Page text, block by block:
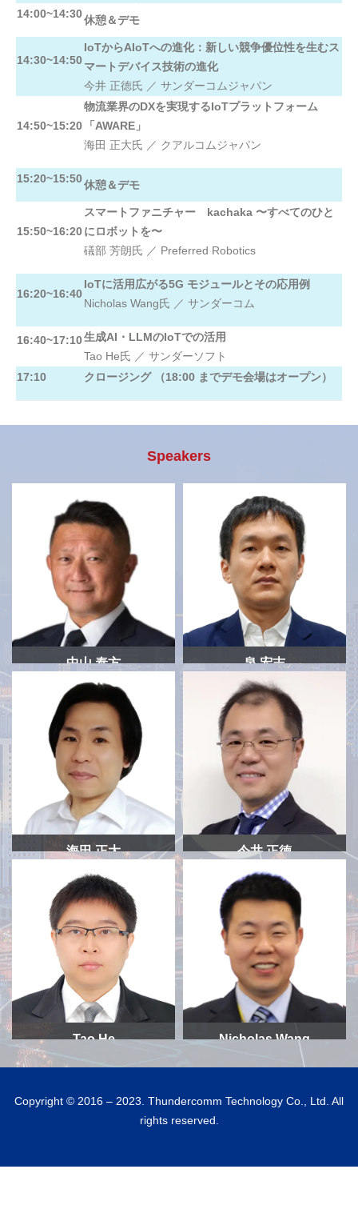
14:00~14:30休憩＆デモ
14:30~14:50
IoTからAIoTへの進化：新しい競争優位性を生むス
マートデバイス技術の進化
今井 正徳氏 ／ サンダーコムジャパン
14:50~15:20
物流業界のDXを実現するIoTプラットフォーム
「AWARE」
海田 正大氏 ／ クアルコムジャパン
15:20~15:50休憩＆デモ
15:50~16:20
スマートファニチャー kachaka 〜すべてのひと
にロボットを〜
礒部 芳朗氏 ／ Preferred Robotics
16:20~16:40
IoTに活用広がる5G モジュールとその応用例
Nicholas Wang氏 ／ サンダーコム
16:40~17:10生成AI・LLMのIoTでの活用
Tao He氏 ／ サンダーソフト
17:10
クロージング （18:00 までデモ会場はオープン）
Speakers
中山 泰方
クアルコムジャパン
クアルコムジャパン
副社長
泉 宏志
クアルコムジャパン
プロダクトマーケッティン
グディレクター
海田 正大
クアルコムジャパン
クアルコムジャパン
プロダクトマーケティング
マネージャー
今井 正徳
サンダーコムジャパン
サンダーコムジャパン
代表取締役社長
Tao He
ントセンター COO 兼プロ
Nicholas Wang
モジュール＆プラットフォ
ーム BU ゼネラルマネージ
製品ディレクター
Copyright © 2016 – 2023. Thundercomm Technology Co., Ltd. All
rights reserved.